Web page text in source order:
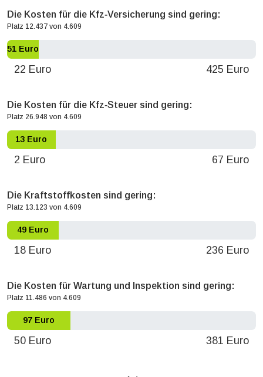
Die Kosten für die Kfz‐Versicherung sind gering:
Platz 12.437 von 4.609
51 Euro
22 Euro 425 Euro
Die Kosten für die Kfz‐Steuer sind gering:
Platz 26.948 von 4.609
13 Euro
2 Euro 67 Euro
Die Kraftstoffkosten sind gering:
Platz 13.123 von 4.609
49 Euro
18 Euro 236 Euro
Die Kosten für Wartung und Inspektion sind gering:
Platz 11.486 von 4.609
97 Euro
50 Euro 381 Euro